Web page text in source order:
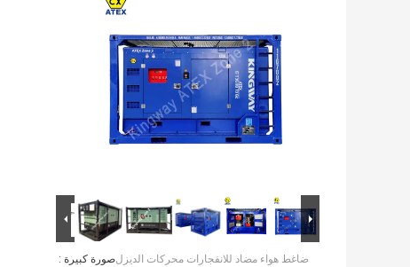
صورة كبيرة :ضاغط هواء مضاد للانفجارات محركات الديزل